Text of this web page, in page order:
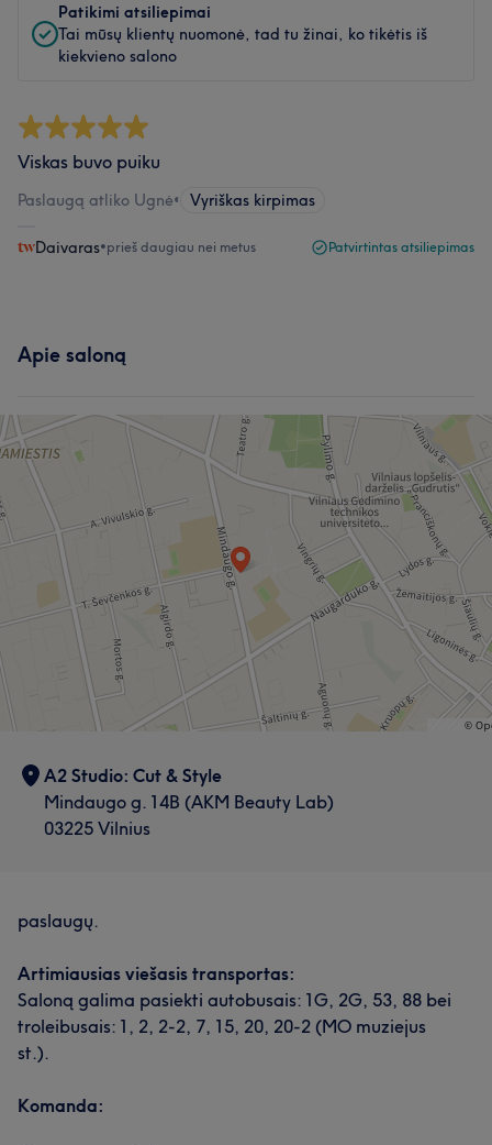
Patikimi atsiliepimai
Tai mūsų klientų nuomonė, tad tu žinai, ko tikėtis iš
kiekvieno salono
Viskas buvo puiku
Paslaugą atliko Ugnė• Vyriškas kirpimas
Daivaras•prieš daugiau nei metus Patvirtintas atsiliepimas
Apie saloną
A2 Studio: Cut & Style
Mindaugo g. 14B (AKM Beauty Lab)
03225 Vilnius
paslaugų.
Artimiausias viešasis transportas:
Saloną galima pasiekti autobusais: 1G, 2G, 53, 88 bei
troleibusais: 1, 2, 2-2, 7, 15, 20, 20-2 (MO muziejus
st.).
Komanda: